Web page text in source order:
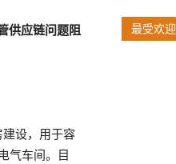
供应链问题阻
设，用于容
气车间。目
最受欢迎